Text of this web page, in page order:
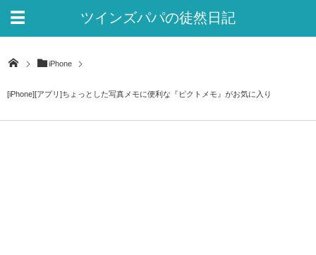
ツインズパパの徒然日記
iPhone
[iPhone][アプリ]ちょっとした写真メモに便利な『ピクトメモ』がお気に入り